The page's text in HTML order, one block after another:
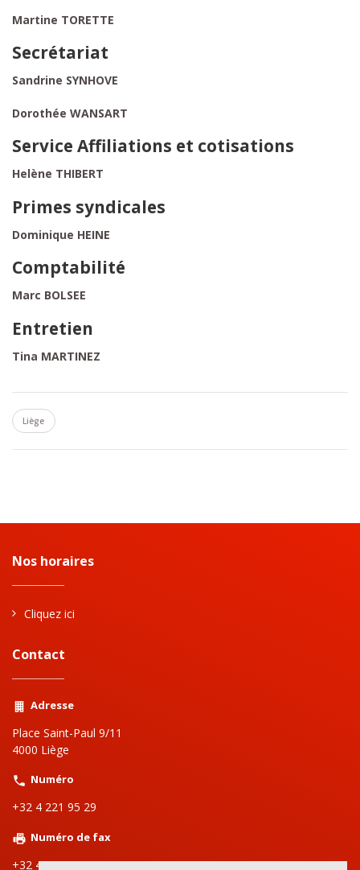
Martine TORETTE
Secrétariat
Sandrine SYNHOVE
Dorothée WANSART
Service Affiliations et cotisations
Helène THIBERT
Primes syndicales
Dominique HEINE
Comptabilité
Marc BOLSEE
Entretien
Tina MARTINEZ
Liège
Nos horaires
Cliquez ici
Contact
Adresse
Place Saint-Paul 9/11
4000 Liège
Numéro
+32 4 221 95 29
Numéro de fax
+32 4 223 65 91